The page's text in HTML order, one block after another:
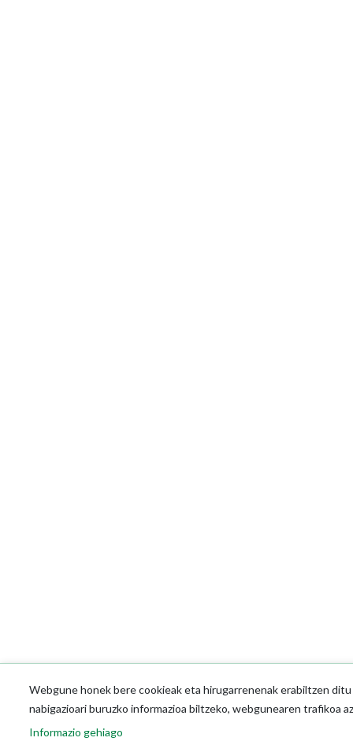
Webgune honek bere cookieak eta hirugarrenenak erabiltzen
nabigazioari buruzko informazioa biltzeko, webgunearen trafikoa
Informazio gehiago